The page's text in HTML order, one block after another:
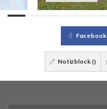
Facebook
Notizblock ()